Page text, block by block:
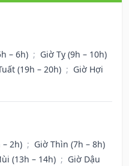
– 6h) ; Giờ Tỵ (9h – 10h)
(19h – 20h) ; Giờ Hợi
– 2h) ; Giờ Thìn (7h – 8h)
(13h – 14h) ; Giờ Dậu